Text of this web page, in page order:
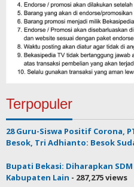
Terpopuler
28 Guru-Siswa Positif Corona,
Besok, Tri Adhianto: Besok
Bupati Bekasi: Diharapkan
Kabupaten Lain - 287,275 views